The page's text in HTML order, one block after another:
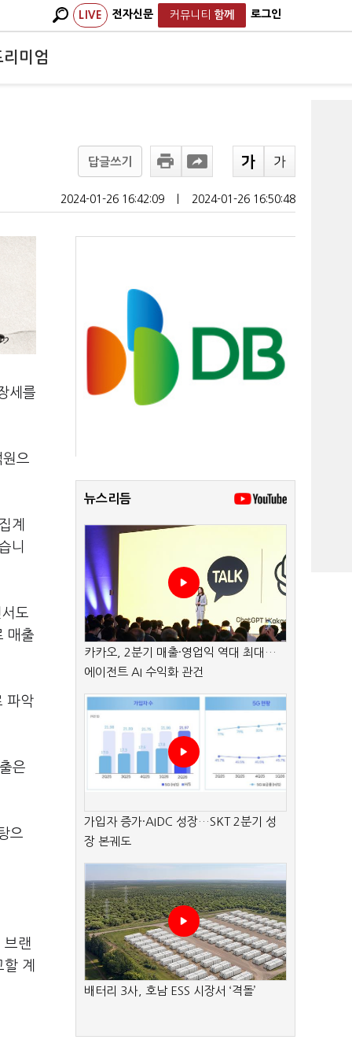
LIVE 전자신문 커뮤니티 함께 로그인
리미엄
답글쓰기
2024-01-26 16:42:09 2024-01-26 16:50:48
세를
으
계
니
도
매출
파악
은
으
브랜
계
뉴스리듬
카카오, 2분기 매출·영업익 역대 최대…
에이전트 AI 수익화 관건
가입자 증가·AIDC 성장…SKT 2분기 성
장 본궤도
배터리 3사, 호남 ESS 시장서 ‘격돌’